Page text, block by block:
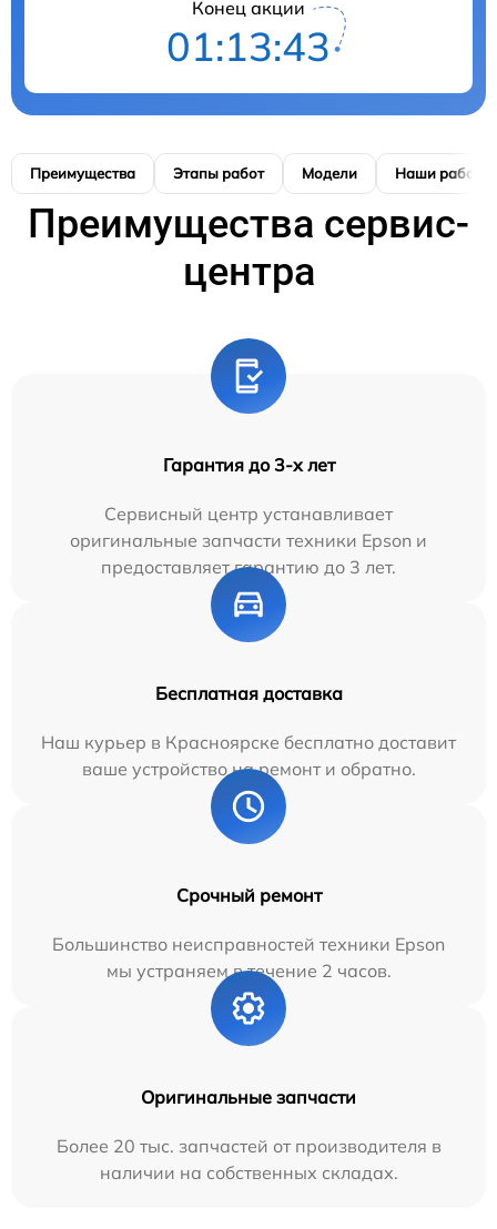
Конец акции
01:13:42
Преимущества Этапы работ Модели Наши работы
Преимущества сервис-
центра
Гарантия до 3-х лет
Сервисный центр устанавливает
оригинальные запчасти техники Epson и
предоставляет гарантию до 3 лет.
Бесплатная доставка
Наш курьер в Красноярске бесплатно доставит
ваше устройство на ремонт и обратно.
Срочный ремонт
Большинство неисправностей техники Epson
мы устраняем в течение 2 часов.
Оригинальные запчасти
Более 20 тыс. запчастей от производителя в
наличии на собственных складах.